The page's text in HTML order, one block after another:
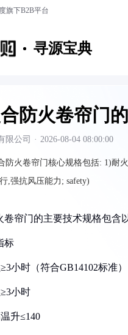
旗下B2B平台
寻源宝典
防火卷帘门
限公司 · 2026-08-04 08:00:00
防火卷帘门核心规格包括: 1)耐
,强抗风压能力; safety)
卷帘门的主要技术规格包含
标
小时（符合GB14102标准）
小时
升≤140